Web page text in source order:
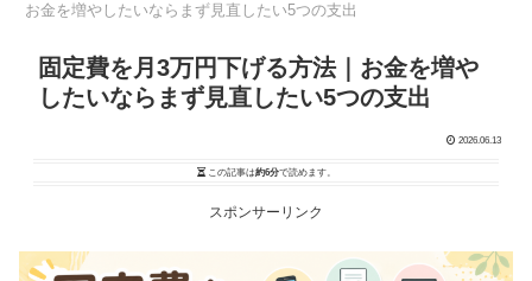
お金を増やしたいならまず見直したい5つの支出
固定費を月3万円下げる方法｜お金を増や
したいならまず見直したい5つの支出
2026.06.13
この記事は約6分で読めます。
スポンサーリンク